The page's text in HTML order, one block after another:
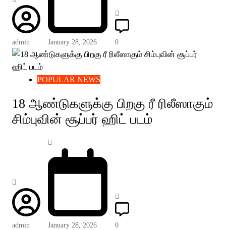
admin January 28, 2026 0
POPULAR NEWS
18 ஆண்டுகளுக்கு பிறகு ரீ ரிலீஸாகும்
சிம்புவின் சூப்பர் ஹிட் படம்
admin January 28, 2026 0